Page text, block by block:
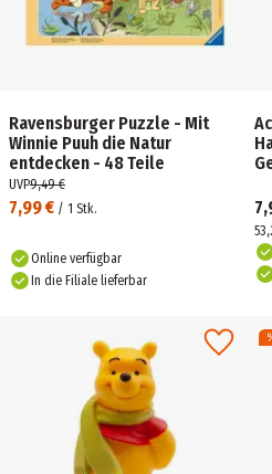
Ravensburger Puzzle - Mit
Winnie Puuh die Natur
entdecken - 48 Teile
7,99 € / 1 Stk.
UVP9,49 €
Online verfügbar
In die Filiale lieferbar